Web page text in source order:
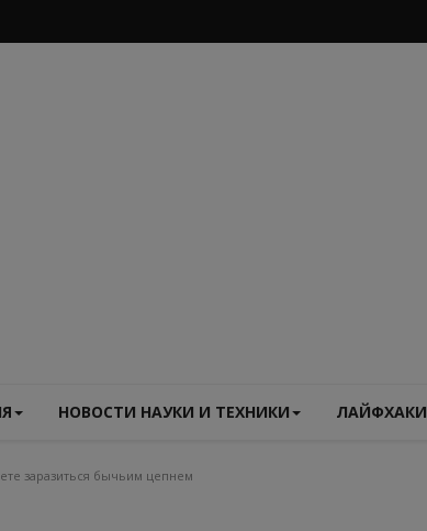
НОВОСТИ НАУКИ И ТЕХНИКИ ЛАЙФХАКИ
заразиться бычьим цепнем